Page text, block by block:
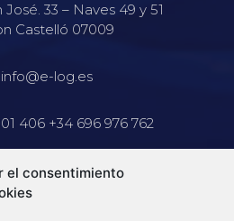
el consentimiento
José. 33 – Naves 49 y 51
Castelló 07009
info@e-log.es
406 +34 696 976 762
913 578 905